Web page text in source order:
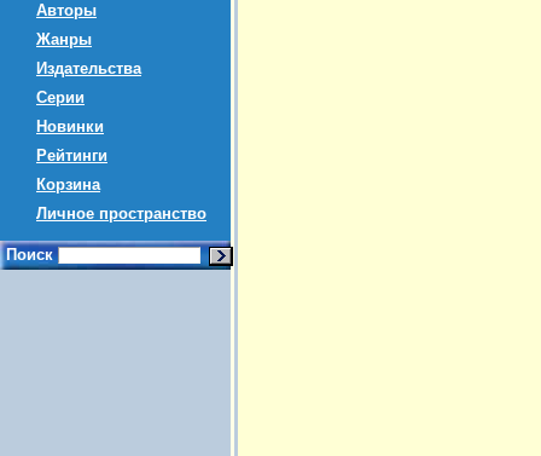
Авторы
Жанры
Издательства
Серии
Новинки
Рейтинги
Корзина
Личное пространство
Поиск